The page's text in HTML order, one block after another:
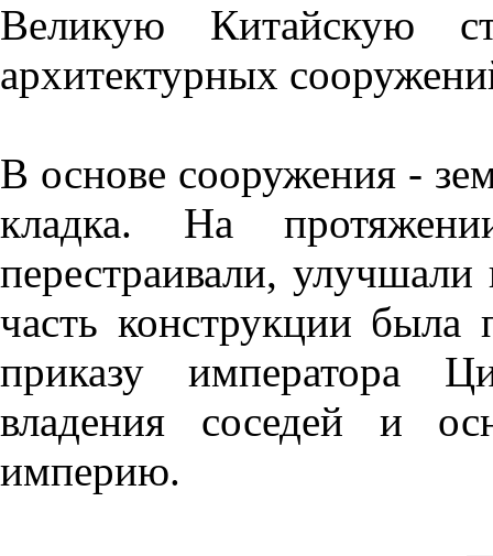
Великую Китайскую
архитектурных
В основе сооружения -
кладка. На
перестраивали,
часть конструкции
приказу императора
владения соседей и
империю.